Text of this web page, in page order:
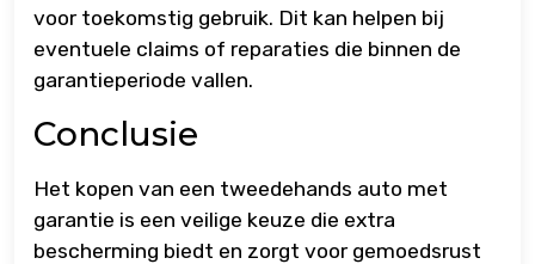
voor toekomstig gebruik. Dit kan helpen bij
eventuele claims of reparaties die binnen de
garantieperiode vallen.
Conclusie
Het kopen van een tweedehands auto met
garantie is een veilige keuze die extra
bescherming biedt en zorgt voor gemoedsrust